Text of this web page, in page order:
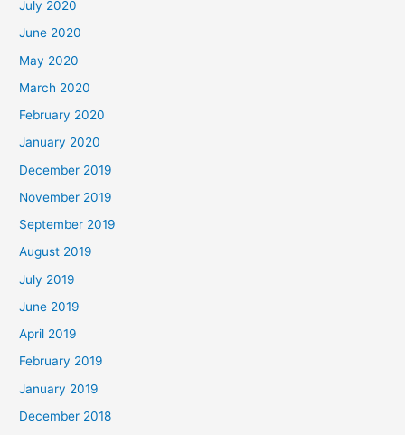
July 2020
June 2020
May 2020
March 2020
February 2020
January 2020
December 2019
November 2019
September 2019
August 2019
July 2019
June 2019
April 2019
February 2019
January 2019
December 2018